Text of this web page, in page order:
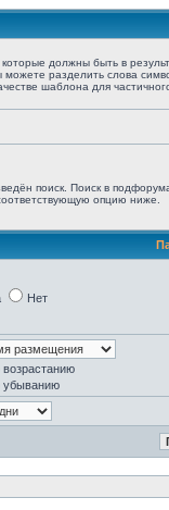
которые должны быть в
можете разделить слова
шаблона для
поиск. Поиск в
опцию ниже.
Нет
возрастанию
убыванию